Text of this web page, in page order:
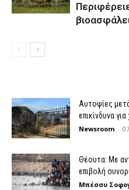
Αυτοψίες
επικίνδυνα
Newsroom -
Θέουτα: Με
επιβολή
Μπέσσυ